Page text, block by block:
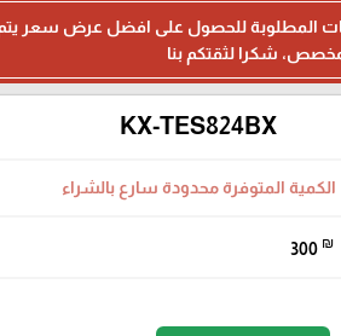
المطلوبة للحصول على افضل عرض سعر
KX-TES824BX
الكمية المتوفرة محدودة سارع بالشراء
300 ₪